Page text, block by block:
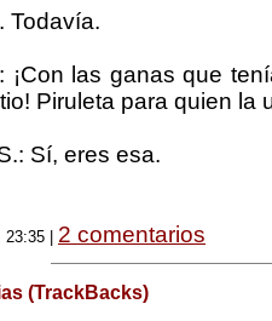
Todavía.
¡Con las ganas que
Piruleta para quien la
Sí, eres esa.
23:35 | 2 comentarios
(TrackBacks)